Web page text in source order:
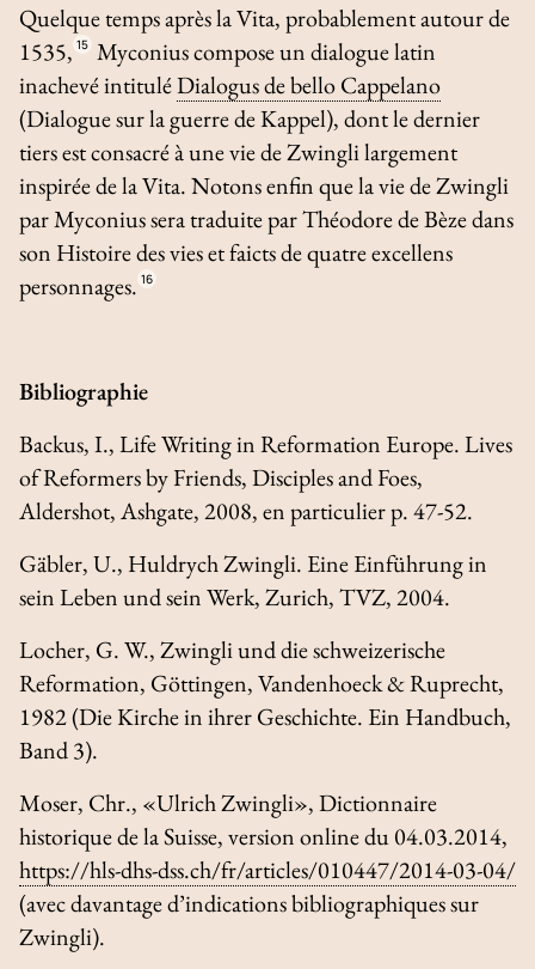
Quelque temps après laVita, probablement autour de
1535, 15 Myconius compose un dialogue latin
inachevé intituléDialogus de bello Cappelano
(Dialogue sur la guerre de Kappel), dont le dernier
tiers est consacré à une vie de Zwingli largement
inspirée de laVita. Notons enfin que la vie de Zwingli
par Myconius sera traduite par Théodore de Bèze dans
son Histoire des vies et faicts de quatre excellens
personnages. 16
Bibliographie
Backus, I.,Life Writing in Reformation Europe.Lives
of Reformers by Friends, Disciples and Foes,
Aldershot, Ashgate, 2008, en particulier p. 47-52.
Gäbler, U., Huldrych Zwingli. Eine Einführung in
sein Leben und sein Werk, Zurich, TVZ, 2004.
Locher, G. W.,Zwingli und die schweizerische
Reformation, Göttingen, Vandenhoeck & Ruprecht,
1982 (Die Kirche in ihrer Geschichte. Ein Handbuch,
Band 3).
Moser, Chr., «Ulrich Zwingli»,Dictionnaire
historique de la Suisse, version online du 04.03.2014,
https://hls-dhs-dss.ch/fr/articles/010447/2014-03-04/
(avec davantage d’indications bibliographiques sur
Zwingli).